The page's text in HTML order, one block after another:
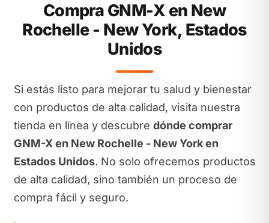
Compra GNM-X en New
Rochelle - New York, Estados
Unidos
Si estás listo para mejorar tu salud y bienestar
con productos de alta calidad, visita nuestra
tienda en línea y descubre dónde comprar
GNM-X en New Rochelle - New York en
Estados Unidos. No solo ofrecemos productos
de alta calidad, sino también un proceso de
compra fácil y seguro.